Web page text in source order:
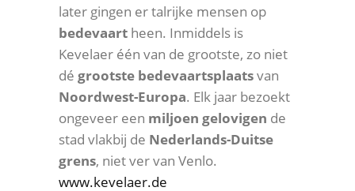
later gingen er talrijke mensen op
bedevaart heen. Inmiddels is
Kevelaer één van de grootste, zo niet
dé grootste bedevaartsplaatsvan
Noordwest-Europa. Elk jaar bezoekt
ongeveer een miljoen gelovigen de
stad vlakbij de Nederlands-Duitse
grens, niet ver van Venlo.
www.kevelaer.de